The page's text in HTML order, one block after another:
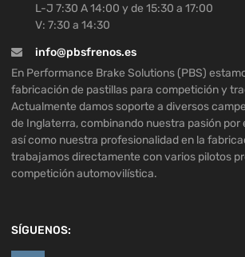
L-J 7:30 A 14:00 y de 15:30 a 17:00
V: 7:30 a 14:30
info@pbsfrenos.es
En Performance Brake Solutions (PBS)
fabricación de pastillas para competición y
Actualmente damos soporte a diversos
de Inglaterra, combinando nuestra pasión por
así como nuestra profesionalidad en la
trabajamos directamente con varios pilotos
competición automovilística.
SÍGUENOS: